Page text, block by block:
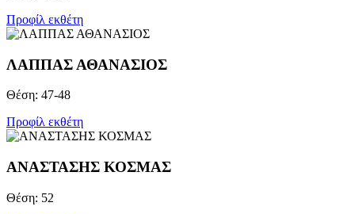
Προφίλ εκθέτη
ΛΑΠΠΑΣ ΑΘΑΝΑΣΙΟΣ
Θέση: 47-48
Προφίλ εκθέτη
ΑΝΑΣΤΑΣΗΣ ΚΟΣΜΑΣ
Θέση: 52